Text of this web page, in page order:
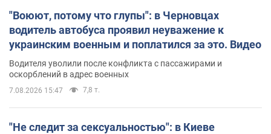
"Воюют, потому что глупы": в Черновцах
водитель автобуса проявил неуважение к
украинским военным и поплатился за это. Видео
Водителя уволили после конфликта с пассажирами и
оскорблений в адрес военных
7.08.2026 15:47 7,8 т.
"Не следит за сексуальностью": в Киеве